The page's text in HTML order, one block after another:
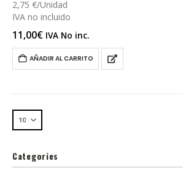
2,75 €/Unidad
IVA no incluido
11,00€ IVA No inc.
AÑADIR AL CARRITO
Categories